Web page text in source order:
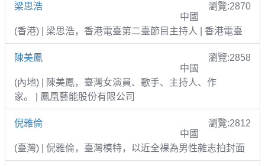
梁思浩
瀏覽:2870
中國
(香港) | 梁思浩，香港電臺第二臺節目主持人 | 香港電臺
陳美鳳
瀏覽:2858
中國
(內地) | 陳美鳳，臺灣女演員、歌手、主持人、作
家。 | 鳳凰藝能股份有限公司
倪雅倫
瀏覽:2812
中國
(臺灣) | 倪雅倫，臺灣模特，以近全裸為男性雜志拍封面